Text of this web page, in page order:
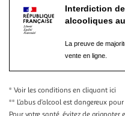
Interdiction
alcooliques
La preuve de
vente en ligne.
* Voir les conditions en cliquant ici
** L’abus d’alcool est dangereux